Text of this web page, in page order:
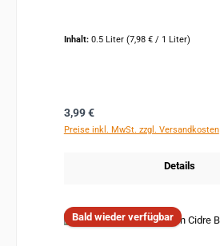
Inhalt: 0.5 Liter (7,98 € / 1 Liter)
Regulärer Preis:
3,99 €
Preise inkl. MwSt. zzgl. Versandkosten
Details
Bald wieder verfügbar